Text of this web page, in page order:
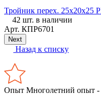
Тройник перех. 25х20х25
42 шт. в наличии
Арт. КПР6701
Next
Назад к списку
Опыт Многолетний опыт -